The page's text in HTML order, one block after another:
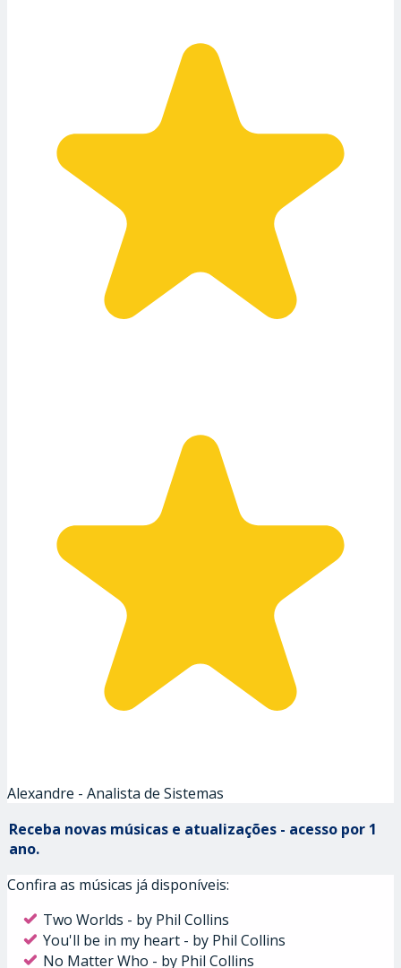
Alexandre - Analista de Sistemas
Receba novas músicas e atualizações - acesso por 1
ano.
Confira as músicas já disponíveis:
Two Worlds - by Phil Collins
You'll be in my heart - by Phil Collins
No Matter Who - by Phil Collins